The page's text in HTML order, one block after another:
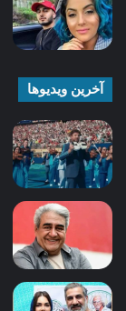
آخرین ویدیوها